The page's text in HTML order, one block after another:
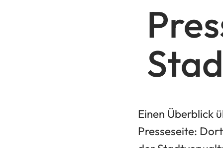
Einen Überblick
Presseseite: